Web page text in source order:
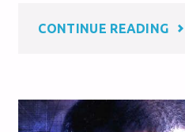
o o
CONTINUE READING "这
季